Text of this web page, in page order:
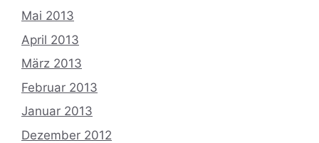
Mai 2013
April 2013
März 2013
Februar 2013
Januar 2013
Dezember 2012